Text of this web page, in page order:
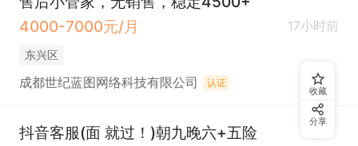
4000-7000元/月
17小时前
东兴区
成都世纪蓝图网络科技有限公司 认证
抖音客服(面 就过！)朝九晚六+五险
收藏
分享